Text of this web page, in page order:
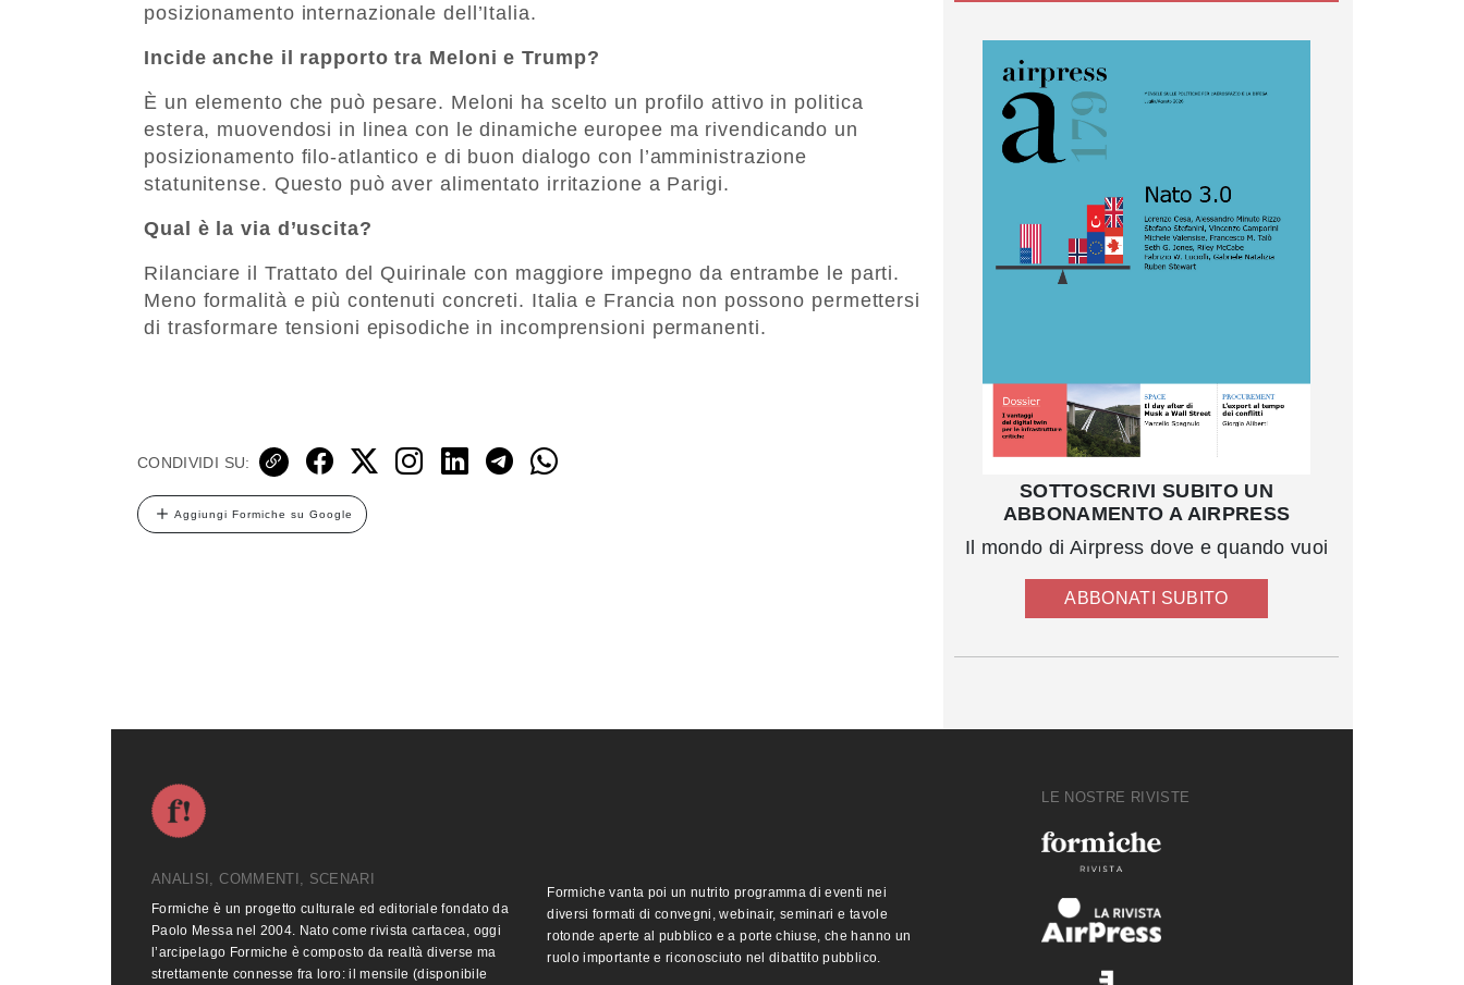
posizionamento internazionale dell’Italia.
Incide anche il rapporto tra Meloni e Trump?
È un elemento che può pesare. Meloni ha scelto un profilo attivo in politica
estera, muovendosi in linea con le dinamiche europee ma rivendicando un
posizionamento filo-atlantico e di buon dialogo con l’amministrazione
statunitense. Questo può aver alimentato irritazione a Parigi.
Qual è la via d’uscita?
Rilanciare il Trattato del Quirinale con maggiore impegno da entrambe le parti.
Meno formalità e più contenuti concreti. Italia e Francia non possono permettersi
di trasformare tensioni episodiche in incomprensioni permanenti.
CONDIVIDI SU:
Aggiungi Formiche su Google
SOTTOSCRIVI SUBITO UN
ABBONAMENTO A AIRPRESS
Il mondo di Airpress dove e quando vuoi
ABBONATI SUBITO
ANALISI, COMMENTI, SCENARI
Formiche è un progetto culturale ed editoriale fondato da
Paolo Messa nel 2004. Nato come rivista cartacea, oggi
l’arcipelago Formiche è composto da realtà diverse ma
strettamente connesse fra loro: il mensile (disponibile
Formiche vanta poi un nutrito programma di eventi nei
diversi formati di convegni, webinair, seminari e tavole
rotonde aperte al pubblico e a porte chiuse, che hanno un
ruolo importante e riconosciuto nel dibattito pubblico.
LE NOSTRE RIVISTE